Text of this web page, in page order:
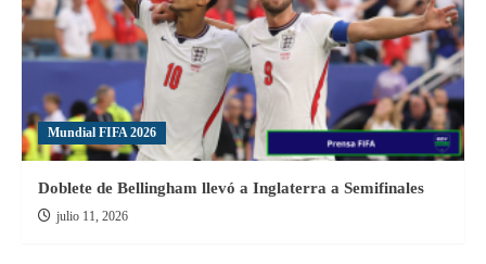
Mundial FIFA 2026
Doblete de Bellingham llevó a Inglaterra a Semifinales
julio 11, 2026